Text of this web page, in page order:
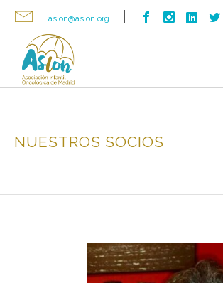
asion@asion.org
NUESTROS SOCIOS